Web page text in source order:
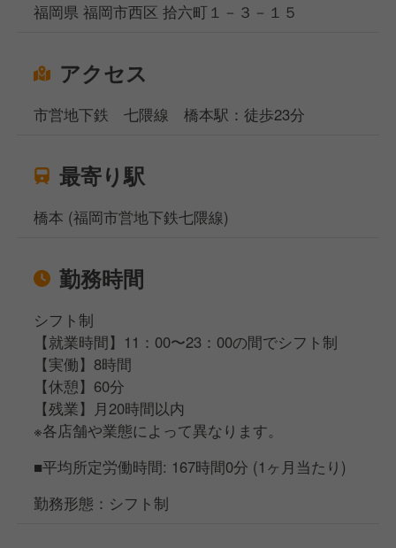
福岡県 福岡市西区 拾六町１－３－１５
アクセス
市営地下鉄 七隈線 橋本駅：徒歩23分
最寄り駅
橋本 (福岡市営地下鉄七隈線)
勤務時間
シフト制
【就業時間】11：00〜23：00の間でシフト制
【実働】8時間
【休憩】60分
【残業】月20時間以内
※各店舗や業態によって異なります。
■平均所定労働時間: 167時間0分 (1ヶ月当たり)
勤務形態：シフト制